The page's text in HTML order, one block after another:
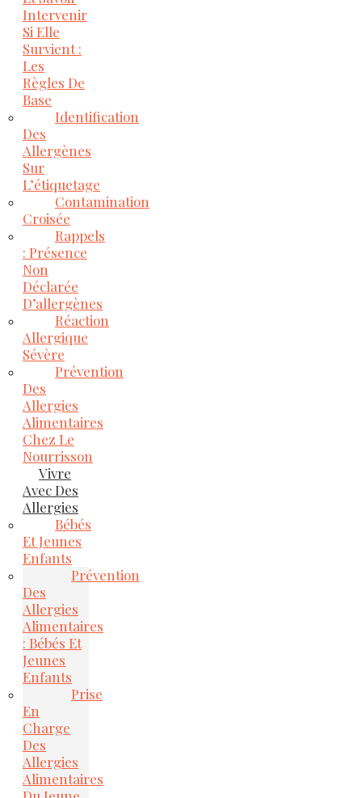
Intervenir
Si Elle
Survient :
Les
Règles De
Base
Identification
Des
Allergènes
Sur
L’étiquetage
Contamination
Croisée
Rappels
: Présence
Non
Déclarée
D’allergènes
Réaction
Allergique
Sévère
Prévention
Des
Allergies
Alimentaires
Chez Le
Nourrisson
Vivre
Avec Des
Allergies
Bébés
Et Jeunes
Enfants
Prévention
Des
Allergies
Alimentaires
: Bébés Et
Jeunes
Enfants
Prise
En
Charge
Des
Allergies
Alimentaires